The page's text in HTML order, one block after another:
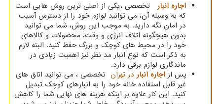
اجاره انبار تخصصی ،یکی از اصلی ترین روش هایی است
که به وسیله آن، می توانید لوازم خود را از دسترس آسیب
در امان نگه دارید. به موجب این روش، شما می توانید
بدون هیچگونه اتلاف انرژی و وقت، محصولات و کالاهای
خود را در محیط های کوچک و بزرگ حفظ کنید. البته لازم
به ذکر است که نوع انبار مد نظر نیز اهمیت زیادی در
ماندگاری لوازم برقی دارد.
پس از اجاره انبار در تهران تخصصی ، می توانید اتاق های
غیر قابل استفاده خانه خود را به انبارهای کوچک تبدیل
کنید. این کار علاوه بر اینکه هزینه های نهایی شما را کاهش